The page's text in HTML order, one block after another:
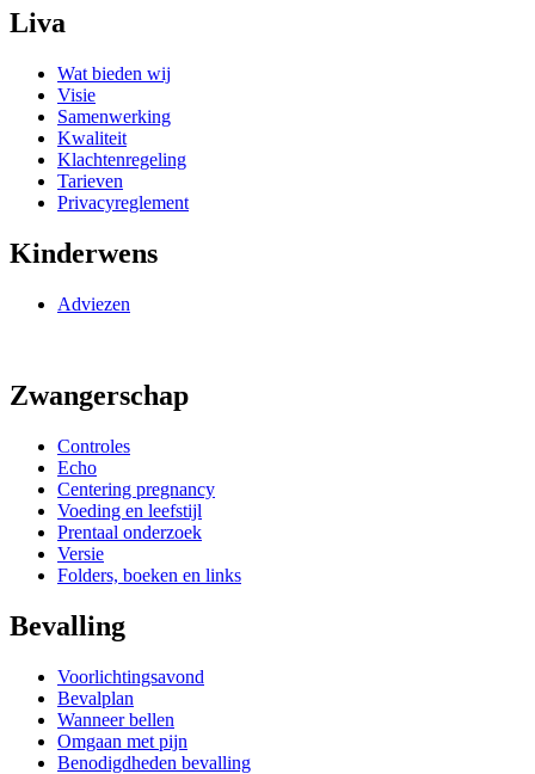
Liva
Wat bieden wij
Visie
Samenwerking
Kwaliteit
Klachtenregeling
Tarieven
Privacyreglement
Kinderwens
Adviezen
Zwangerschap
Controles
Echo
Centering pregnancy
Voeding en leefstijl
Prentaal onderzoek
Versie
Folders, boeken en links
Bevalling
Voorlichtingsavond
Bevalplan
Wanneer bellen
Omgaan met pijn
Benodigdheden bevalling